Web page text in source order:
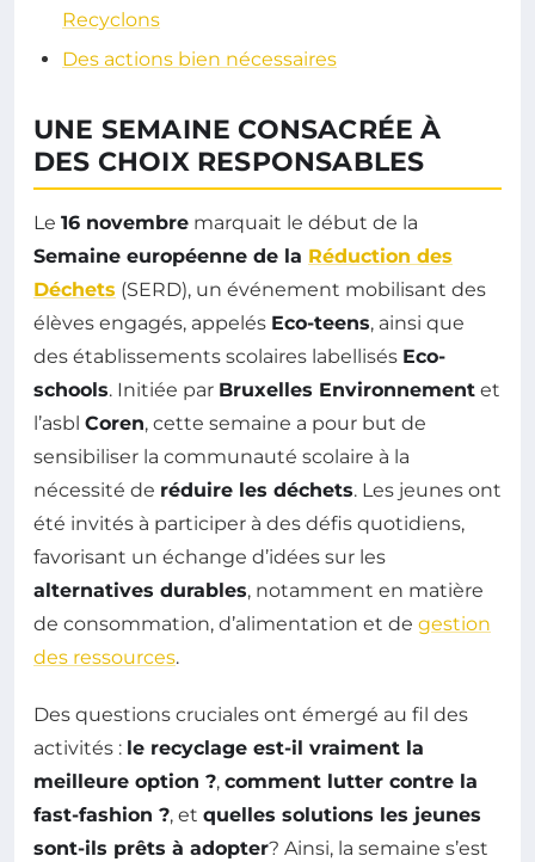
Recyclons
Des actions bien nécessaires
UNE SEMAINE CONSACRÉE À
DES CHOIX RESPONSABLES
Le 16 novembre marquait le début de la
Semaine européenne de la Réduction des
Déchets (SERD), un événement mobilisant des
élèves engagés, appelés Eco-teens, ainsi que
des établissements scolaires labellisés Eco-
schools. Initiée par Bruxelles Environnement et
l’asbl Coren, cette semaine a pour but de
sensibiliser la communauté scolaire à la
nécessité de réduire les déchets. Les jeunes ont
été invités à participer à des défis quotidiens,
favorisant un échange d’idées sur les
alternatives durables, notamment en matière
de consommation, d’alimentation et de gestion
des ressources.
Des questions cruciales ont émergé au fil des
activités : le recyclage est-il vraiment la
meilleure option ?, comment lutter contre la
fast-fashion ?, et quelles solutions les jeunes
sont-ils prêts à adopter? Ainsi, la semaine s’est